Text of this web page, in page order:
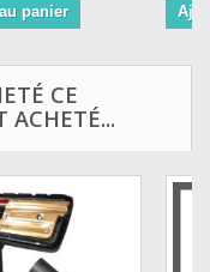
panier
CE
ACHETÉ...